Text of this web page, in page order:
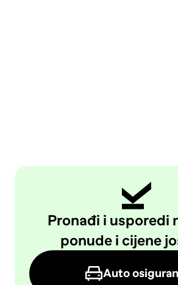
Pronađi i usporedi
ponude i cijene
Auto